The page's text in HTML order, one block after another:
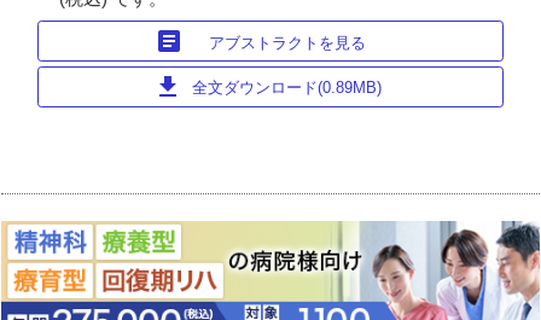
article アブストラクトを見る
download 全文ダウンロード(0.89MB)